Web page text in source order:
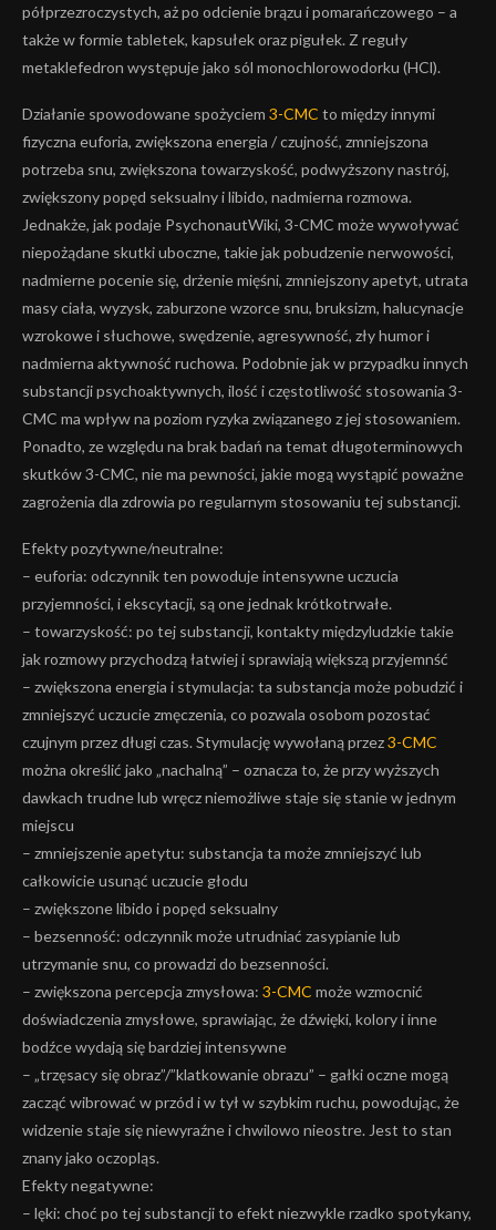
półprzezroczystych, aż po odcienie brązu i pomarańczowego – a
także w formie tabletek, kapsułek oraz pigułek. Z reguły
metaklefedron występuje jako sól monochlorowodorku (HCl).
Działanie spowodowane spożyciem 3-CMC to między innymi
fizyczna euforia, zwiększona energia / czujność, zmniejszona
potrzeba snu, zwiększona towarzyskość, podwyższony nastrój,
zwiększony popęd seksualny i libido, nadmierna rozmowa.
Jednakże, jak podaje PsychonautWiki, 3-CMC może wywoływać
niepożądane skutki uboczne, takie jak pobudzenie nerwowości,
nadmierne pocenie się, drżenie mięśni, zmniejszony apetyt, utrata
masy ciała, wyzysk, zaburzone wzorce snu, bruksizm, halucynacje
wzrokowe i słuchowe, swędzenie, agresywność, zły humor i
nadmierna aktywność ruchowa. Podobnie jak w przypadku innych
substancji psychoaktywnych, ilość i częstotliwość stosowania 3-
CMC ma wpływ na poziom ryzyka związanego z jej stosowaniem.
Ponadto, ze względu na brak badań na temat długoterminowych
skutków 3-CMC, nie ma pewności, jakie mogą wystąpić poważne
zagrożenia dla zdrowia po regularnym stosowaniu tej substancji.
Efekty pozytywne/neutralne:
– euforia: odczynnik ten powoduje intensywne uczucia
przyjemności, i ekscytacji, są one jednak krótkotrwałe.
– towarzyskość: po tej substancji, kontakty międzyludzkie takie
jak rozmowy przychodzą łatwiej i sprawiają większą przyjemnść
– zwiększona energia i stymulacja: ta substancja może pobudzić i
zmniejszyć uczucie zmęczenia, co pozwala osobom pozostać
czujnym przez długi czas. Stymulację wywołaną przez3-CMC
można określić jako „nachalną” – oznacza to, że przy wyższych
dawkach trudne lub wręcz niemożliwe staje się stanie w jednym
miejscu
– zmniejszenie apetytu: substancja ta może zmniejszyć lub
całkowicie usunąć uczucie głodu
– zwiększone libido i popęd seksualny
– bezsenność: odczynnik może utrudniać zasypianie lub
utrzymanie snu, co prowadzi do bezsenności.
– zwiększona percepcja zmysłowa: 3-CMC może wzmocnić
doświadczenia zmysłowe, sprawiając, że dźwięki, kolory i inne
bodźce wydają się bardziej intensywne
– „trzęsacy się obraz”/”klatkowanie obrazu” – gałki oczne mogą
zacząć wibrować w przód i w tył w szybkim ruchu, powodując, że
widzenie staje się niewyraźne i chwilowo nieostre. Jest to stan
znany jako oczopląs.
Efekty negatywne:
– lęki: choć po tej substancji to efekt niezwykle rzadko spotykany,